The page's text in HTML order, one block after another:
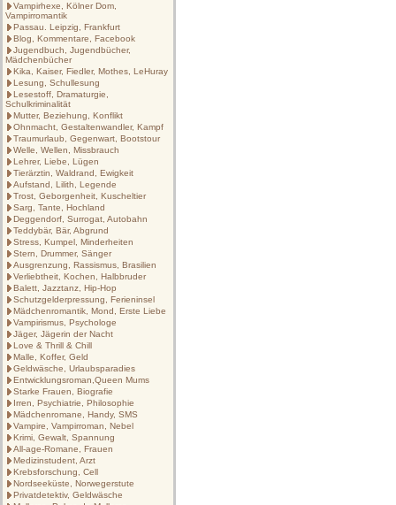
Vampirhexe, Kölner Dom,
Vampirromantik
Passau. Leipzig, Frankfurt
Blog, Kommentare, Facebook
Jugendbuch, Jugendbücher,
Mädchenbücher
Kika, Kaiser, Fiedler, Mothes, LeHuray
Lesung, Schullesung
Lesestoff, Dramaturgie,
Schulkriminalität
Mutter, Beziehung, Konflikt
Ohnmacht, Gestaltenwandler, Kampf
Traumurlaub, Gegenwart, Bootstour
Welle, Wellen, Missbrauch
Lehrer, Liebe, Lügen
Tierärztin, Waldrand, Ewigkeit
Aufstand, Lilith, Legende
Trost, Geborgenheit, Kuscheltier
Sarg, Tante, Hochland
Deggendorf, Surrogat, Autobahn
Teddybär, Bär, Abgrund
Stress, Kumpel, Minderheiten
Stern, Drummer, Sänger
Ausgrenzung, Rassismus, Brasilien
Verliebtheit, Kochen, Halbbruder
Balett, Jazztanz, Hip-Hop
Schutzgelderpressung, Ferieninsel
Mädchenromantik, Mond, Erste Liebe
Vampirismus, Psychologe
Jäger, Jägerin der Nacht
Love & Thrill & Chill
Malle, Koffer, Geld
Geldwäsche, Urlaubsparadies
Entwicklungsroman,Queen Mums
Starke Frauen, Biografie
Irren, Psychiatrie, Philosophie
Mädchenromane, Handy, SMS
Vampire, Vampirroman, Nebel
Krimi, Gewalt, Spannung
All-age-Romane, Frauen
Medizinstudent, Arzt
Krebsforschung, Cell
Nordseeküste, Norwegerstute
Privatdetektiv, Geldwäsche